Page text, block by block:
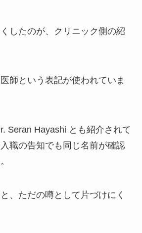
したのが、クリニック側の紹
師という表記が使われていま
Seran Hayashi とも紹介されて
職の告知でも同じ名前が確認
、ただの噂として片づけにく